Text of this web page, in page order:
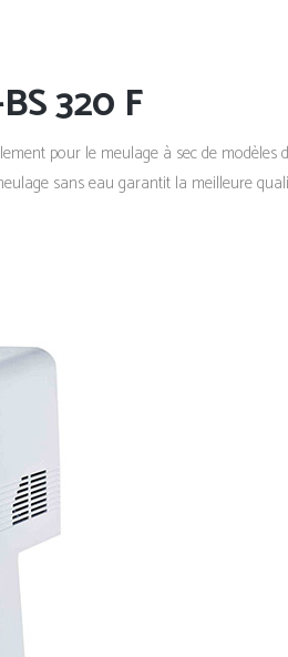
320 F
pour le meulage à sec de
sans eau garantit la meilleure